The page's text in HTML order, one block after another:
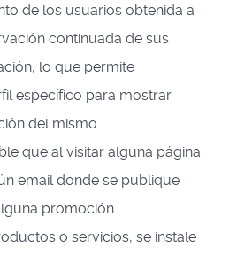
de los usuarios obtenida a
continuada de sus
lo que permite
específico para mostrar
del mismo.
que al visitar alguna página
email donde se publique
promoción
o servicios, se instale